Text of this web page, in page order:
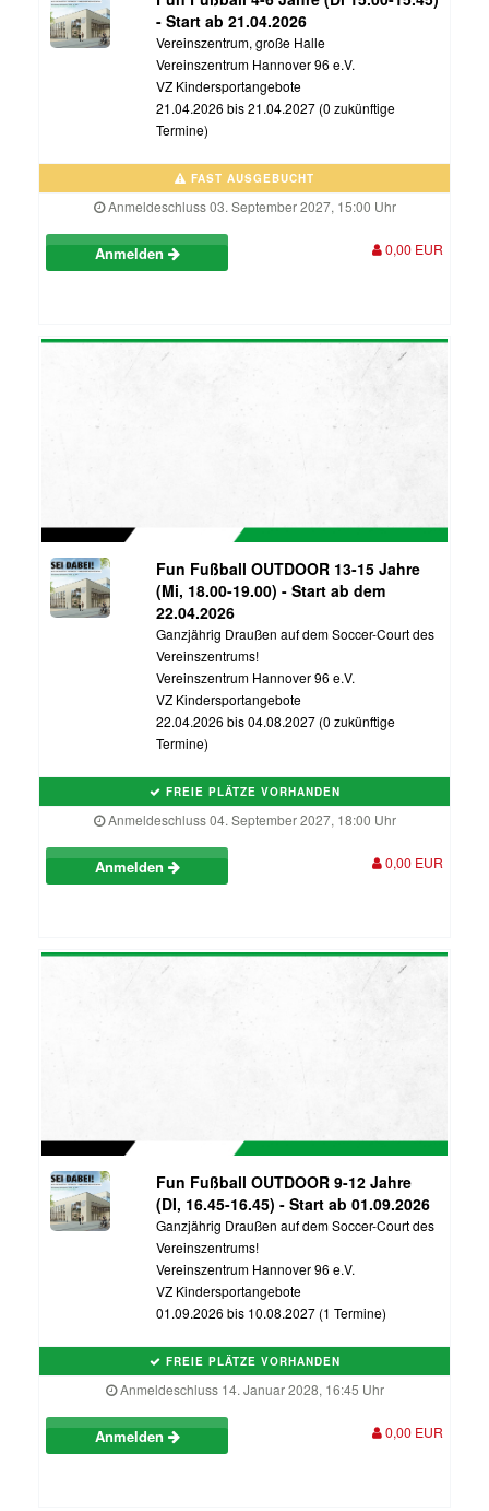
- Start ab 21.04.2026
Vereinszentrum, große Halle
Vereinszentrum Hannover 96 e.V.
VZ Kindersportangebote
21.04.2026 bis 21.04.2027 (0 zukünftige
Termine)
FAST AUSGEBUCHT
Anmeldeschluss 03. September 2027, 15:00 Uhr
Anmelden 0,00 EUR
Fun Fußball OUTDOOR 13-15 Jahre
(Mi, 18.00-19.00) - Start ab dem
22.04.2026
Ganzjährig Draußen auf dem Soccer-Court des
Vereinszentrums!
Vereinszentrum Hannover 96 e.V.
VZ Kindersportangebote
22.04.2026 bis 04.08.2027 (0 zukünftige
Termine)
FREIE PLÄTZE VORHANDEN
Anmeldeschluss 04. September 2027, 18:00 Uhr
Anmelden 0,00 EUR
Fun Fußball OUTDOOR 9-12 Jahre
(DI, 16.45-16.45) - Start ab 01.09.2026
Ganzjährig Draußen auf dem Soccer-Court des
Vereinszentrums!
Vereinszentrum Hannover 96 e.V.
VZ Kindersportangebote
01.09.2026 bis 10.08.2027 (1 Termine)
FREIE PLÄTZE VORHANDEN
Anmeldeschluss 14. Januar 2028, 16:45 Uhr
Anmelden 0,00 EUR